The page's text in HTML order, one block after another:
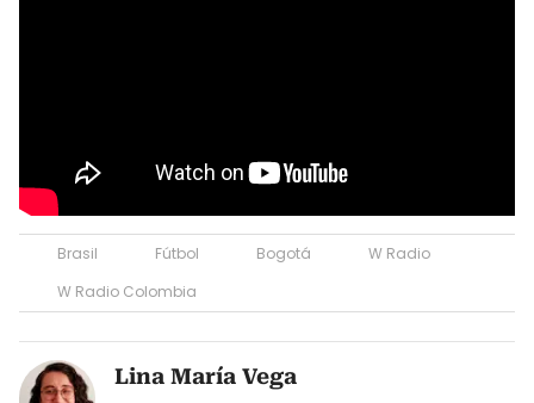
Brasil Fútbol Bogotá
W Radio
W Radio Colombia
Lina María Vega